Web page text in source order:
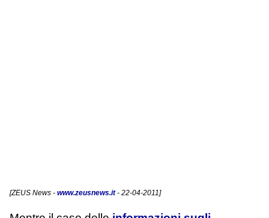
[ZEUS News - www.zeusnews.it- 22-04-2011]